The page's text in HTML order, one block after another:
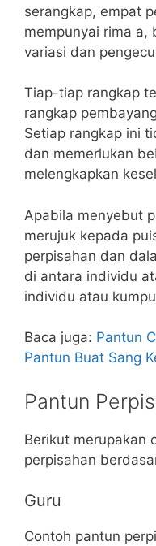
serangkap, empat
mempunyai rima a,
variasi dan
Tiap-tiap rangkap
rangkap
Setiap rangkap ini
dan memerlukan
melengkapkan
Apabila menyebut
merujuk kepada
perpisahan dan
di antara individu
individu atau
Baca juga: Pantun
Pantun Buat Sang
Pantun
Berikut merupakan
perpisahan
Guru
Contoh pantun